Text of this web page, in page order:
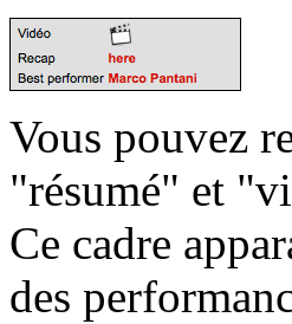
Vous pouvez
"résumé" et
Ce cadre
des